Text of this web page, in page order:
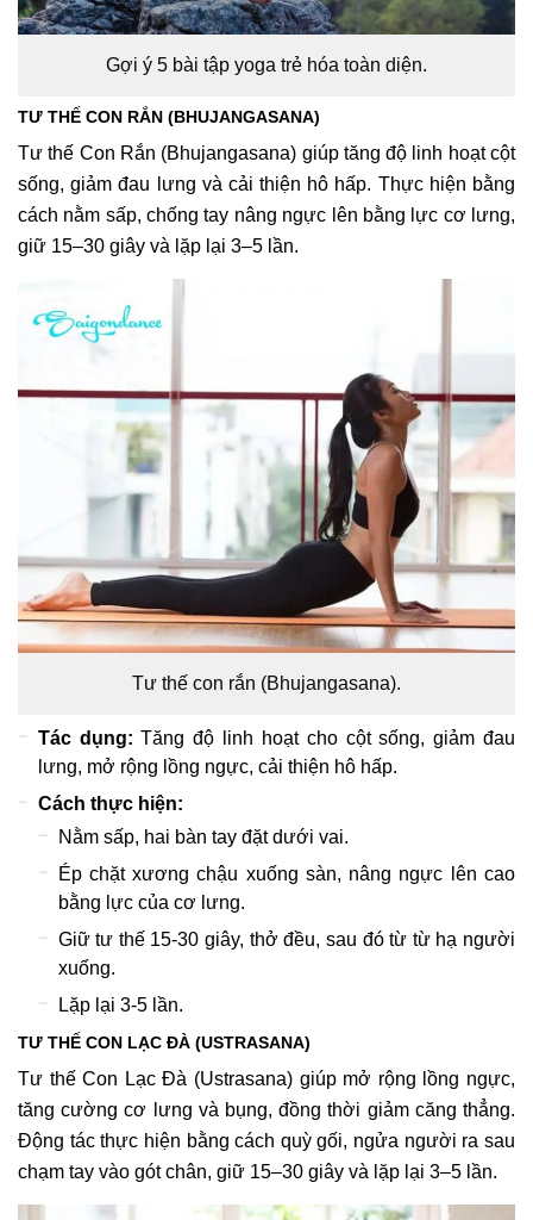
Gợi ý 5 bài tập yoga trẻ hóa toàn diện.
TƯ THẾ CON RẮN (BHUJANGASANA)
Tư thế Con Rắn (Bhujangasana) giúp tăng độ linh hoạt cột
sống, giảm đau lưng và cải thiện hô hấp. Thực hiện bằng
cách nằm sấp, chống tay nâng ngực lên bằng lực cơ lưng,
giữ 15–30 giây và lặp lại 3–5 lần.
Tư thế con rắn (Bhujangasana).
Tác dụng: Tăng độ linh hoạt cho cột sống, giảm đau
lưng, mở rộng lồng ngực, cải thiện hô hấp.
Cách thực hiện:
Nằm sấp, hai bàn tay đặt dưới vai.
Ép chặt xương chậu xuống sàn, nâng ngực lên cao
bằng lực của cơ lưng.
Giữ tư thế 15-30 giây, thở đều, sau đó từ từ hạ người
xuống.
Lặp lại 3-5 lần.
TƯ THẾ CON LẠC ĐÀ (USTRASANA)
Tư thế Con Lạc Đà (Ustrasana) giúp mở rộng lồng ngực,
tăng cường cơ lưng và bụng, đồng thời giảm căng thẳng.
Động tác thực hiện bằng cách quỳ gối, ngửa người ra sau
chạm tay vào gót chân, giữ 15–30 giây và lặp lại 3–5 lần.